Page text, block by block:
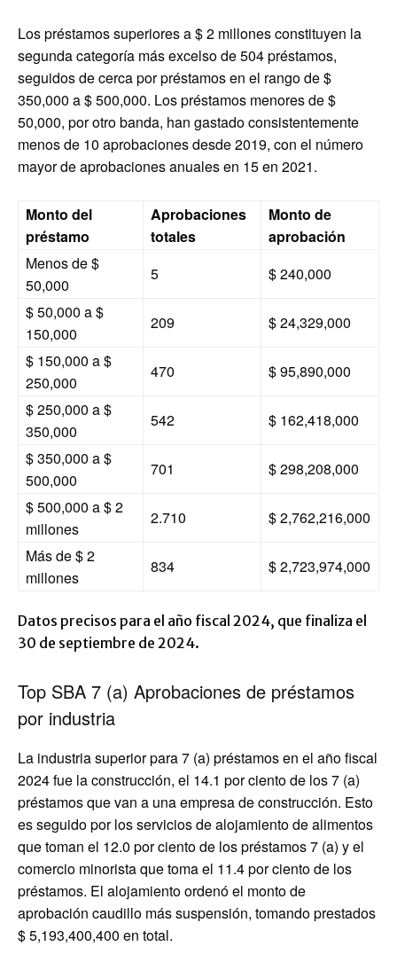
Los préstamos superiores a $ 2 millones constituyen la
segunda categoría más excelso de 504 préstamos,
seguidos de cerca por préstamos en el rango de $
350,000 a $ 500,000. Los préstamos menores de $
50,000, por otro banda, han gastado consistentemente
menos de 10 aprobaciones desde 2019, con el número
mayor de aprobaciones anuales en 15 en 2021.
Monto del
préstamo
Aprobaciones
totales
Monto de
aprobación
Menos de $
50,000
5
$ 240,000
$ 50,000 a $
150,000
209
$ 24,329,000
$ 150,000 a $
250,000
470
$ 95,890,000
$ 250,000 a $
350,000
542
$ 162,418,000
$ 350,000 a $
500,000
701
$ 298,208,000
$ 500,000 a $ 2
millones
2.710
$ 2,762,216,000
Más de $ 2
millones
834 $ 2,723,974,000
Datos precisos para el año fiscal 2024, que finaliza el
30 de septiembre de 2024.
Top SBA 7 (a) Aprobaciones de préstamos
por industria
La industria superior para 7 (a) préstamos en el año fiscal
2024 fue la construcción, el 14.1 por ciento de los 7 (a)
préstamos que van a una empresa de construcción. Esto
es seguido por los servicios de alojamiento de alimentos
que toman el 12.0 por ciento de los préstamos 7 (a) y el
comercio minorista que toma el 11.4 por ciento de los
préstamos. El alojamiento ordenó el monto de
aprobación caudillo más suspensión, tomando prestados
$ 5,193,400,400 en total.